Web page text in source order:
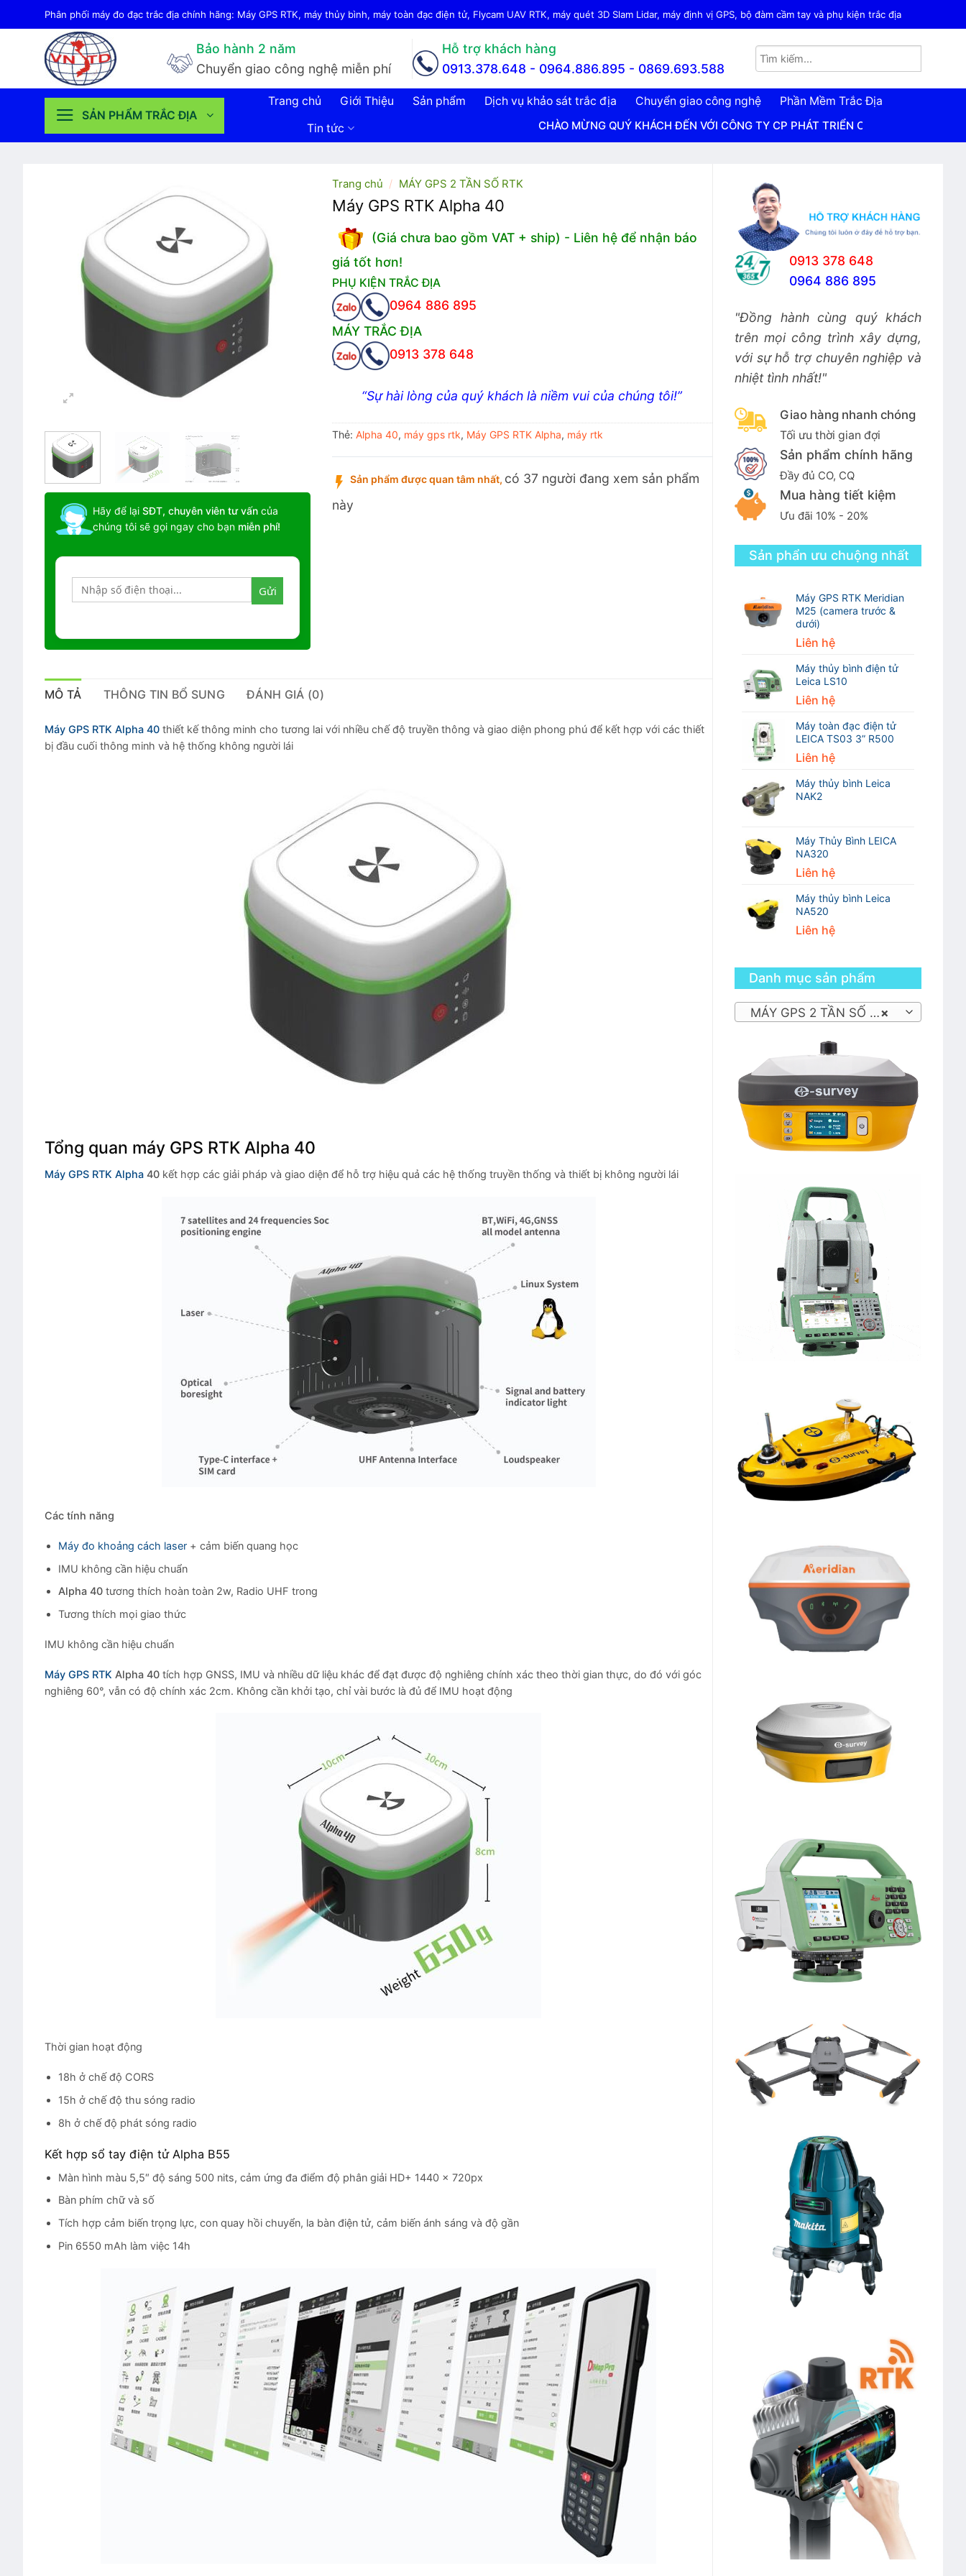
qua
Phân phối máy đo đạc trắc địa chính hãng: Máy GPS RTK, máy thủy bình, máy toàn đạc điện tử, Flycam UAV RTK, máy quét 3D Slam Lidar, máy định vị GPS, bộ đàm cầm tay và phụ kiện trắc địa
Bảo hành 2 năm
Chuyển giao công nghệ miễn phí
Hỗ trợ khách hàng
0913.378.648 - 0964.886.895 - 0869.693.588
SẢN PHẨM TRẮC ĐỊA
Trang chủ Giới Thiệu Sản phẩm Dịch vụ khảo sát trắc địa Chuyển giao công nghệ
Phần Mềm Trắc Địa
Tin tức
CHÀO MỪNG QUÝ KHÁCH ĐẾN VỚI CÔNG TY CP PHÁT TRIỂN CÔNG NGHỆ TRẮC ĐỊA VIỆT
0913 378 648
0964 886 895
"Đồng hành cùng quý khách
trên mọi công trình xây dựng,
với sự hỗ trợ chuyên nghiệp và
nhiệt tình nhất!"
Giao hàng nhanh chóng
Tối ưu thời gian đợi
Sản phẩm chính hãng
Đầy đủ CO, CQ
Mua hàng tiết kiệm
Ưu đãi 10% - 20%
Sản phẩn ưu chuộng nhất
Máy GPS RTK Meridian
M25 (camera trước &
dưới)
Liên hệ
Máy thủy bình điện tử
Leica LS10
Liên hệ
Máy toàn đạc điện tử
LEICA TS03 3” R500
Liên hệ
Máy thủy bình Leica
NAK2
Máy Thủy Bình LEICA
NA320
Liên hệ
Máy thủy bình Leica
NA520
Liên hệ
Danh mục sản phẩm
×
MÁY GPS 2 TẦN SỐ RTK
Hãy để lại SĐT, chuyên viên tư vấn của
chúng tôi sẽ gọi ngay cho bạn miễn phí!
Trang chủ / MÁY GPS 2 TẦN SỐ RTK
Máy GPS RTK Alpha 40
(Giá chưa bao gồm VAT + ship) - Liên hệ để nhận báo
giá tốt hơn!
PHỤ KIỆN TRẮC ĐỊA
0964 886 895
MÁY TRẮC ĐỊA
0913 378 648
“Sự hài lòng của quý khách là niềm vui của chúng tôi!”
Thẻ: Alpha 40, máy gps rtk, Máy GPS RTK Alpha, máy rtk
Sản phẩm được quan tâm nhất, có 37 người đang xem sản phẩm
này
MÔ TẢ THÔNG TIN BỔ SUNG ĐÁNH GIÁ (0)
Máy GPS RTK Alpha 40 thiết kế thông minh cho tương lai với nhiều chế độ truyền thông và giao diện phong phú để kết hợp với các thiết
bị đầu cuối thông minh và hệ thống không người lái
Tổng quan máy GPS RTK Alpha 40
Máy GPS RTK Alpha 40 kết hợp các giải pháp và giao diện để hỗ trợ hiệu quả các hệ thống truyền thống và thiết bị không người lái
Các tính năng
Máy đo khoảng cách laser+ cảm biến quang học
IMU không cần hiệu chuẩn
Alpha 40tương thích hoàn toàn 2w, Radio UHF trong
Tương thích mọi giao thức
IMU không cần hiệu chuẩn
Máy GPS RTK Alpha 40 tích hợp GNSS, IMU và nhiều dữ liệu khác để đạt được độ nghiêng chính xác theo thời gian thực, do đó với góc
nghiêng 60°, vẫn có độ chính xác 2cm. Không cần khởi tạo, chỉ vài bước là đủ để IMU hoạt động
Thời gian hoạt động
18h ở chế độ CORS
15h ở chế độ thu sóng radio
8h ở chế độ phát sóng radio
Kết hợp sổ tay điện tử Alpha B55
Màn hình màu 5,5″ độ sáng 500 nits, cảm ứng đa điểm độ phân giải HD+ 1440 x 720px
Bàn phím chữ và số
Tích hợp cảm biến trọng lực, con quay hồi chuyển, la bàn điện tử, cảm biến ánh sáng và độ gần
Pin 6550 mAh làm việc 14h